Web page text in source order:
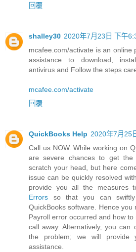
回覆
shalley30 2020年7月23日 下午
mcafee.com/activate is an online
assistance to download,
antivirus and Follow the steps
mcafee.com/activate
回覆
QuickBooks Help 2020年7月25
Call us NOW. While working on
are severe chances to get the
scratch your head, but here
issue can be quickly resolved
provide you all the measures
Errors so that you can
QuickBooks software. Hence
Payroll error occurred and how
call away. Alternatively, you can
the problem; we will provide
assistance.